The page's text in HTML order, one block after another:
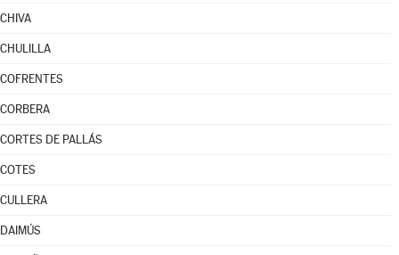
CHIVA
CHULILLA
COFRENTES
CORBERA
CORTES DE PALLÁS
COTES
CULLERA
DAIMÚS